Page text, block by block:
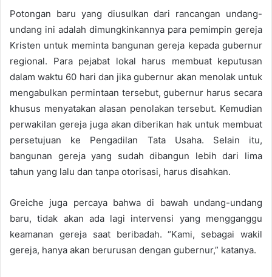
Potongan baru yang diusulkan dari rancangan undang-
undang ini adalah dimungkinkannya para pemimpin gereja
Kristen untuk meminta bangunan gereja kepada gubernur
regional. Para pejabat lokal harus membuat keputusan
dalam waktu 60 hari dan jika gubernur akan menolak untuk
mengabulkan permintaan tersebut, gubernur harus secara
khusus menyatakan alasan penolakan tersebut. Kemudian
perwakilan gereja juga akan diberikan hak untuk membuat
persetujuan ke Pengadilan Tata Usaha.
Selain itu,
bangunan gereja yang sudah dibangun lebih dari lima
tahun yang lalu dan tanpa otorisasi, harus disahkan.
Greiche juga percaya bahwa di bawah undang-undang
baru, tidak akan ada lagi intervensi yang mengganggu
keamanan gereja saat beribadah. “Kami, sebagai wakil
gereja, hanya akan berurusan dengan gubernur,” katanya.